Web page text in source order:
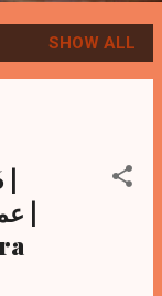
SHOW ALL
|